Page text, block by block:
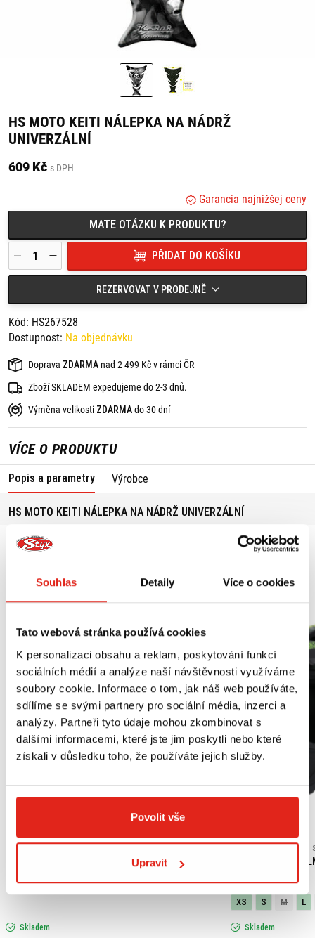
Souhlas Detaily Více o cookies
Tato webová stránka používá cookies
K personalizaci obsahu a reklam, poskytování funkcí
sociálních médií a analýze naší návštěvnosti využíváme
soubory cookie. Informace o tom, jak náš web používáte,
sdílíme se svými partnery pro sociální média, inzerci a
analýzy. Partneři tyto údaje mohou zkombinovat s
dalšími informacemi, které jste jim poskytli nebo které
získali v důsledku toho, že používáte jejich služby.
Povolit vše
Upravit
HS MOTO KEITI NÁLEPKA NA NÁDRŽ
UNIVERZÁLNÍ
609 Kč s DPH
Garancia najnižšej ceny
MATE OTÁZKU K PRODUKTU?
PŘIDAT DO KOŠÍKU
REZERVOVAT V PRODEJNĚ
Kód: HS267528
Dostupnost: Na objednávku
Doprava ZDARMA nad 2 499 Kč v rámci ČR
Zboží SKLADEM expedujeme do 2-3 dnů.
Výměna velikosti ZDARMAdo 30 dní
VÍCE O PRODUKTU
Popis a parametry Výrobce
HS MOTO KEITI NÁLEPKA NA NÁDRŽ UNIVERZÁLNÍ
439 Kč s DPH
HONDA ORIGINAL MOTOROVÝ OLEJ 10W-30 MA
Skladem
2 409 Kč
2 409 Kč
SHIRO ENDURO
XS S M L
Skladem